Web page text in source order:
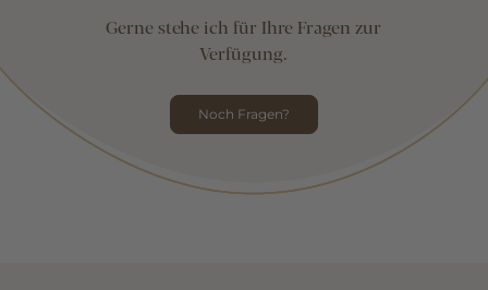
Gerne stehe ich für Ihre Fragen zur
Verfügung.
Noch Fragen?